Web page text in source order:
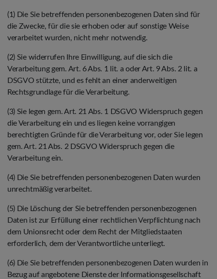
(1) Die Sie betreffenden personenbezogenen Daten sind für
die Zwecke, für die sie erhoben oder auf sonstige Weise
verarbeitet wurden, nicht mehr notwendig.
(2) Sie widerrufen Ihre Einwilligung, auf die sich die
Verarbeitung gem. Art. 6 Abs. 1 lit. a oder Art. 9 Abs. 2 lit. a
DSGVO stützte, und es fehlt an einer anderweitigen
Rechtsgrundlage für die Verarbeitung.
(3) Sie legen gem. Art. 21 Abs. 1 DSGVO Widerspruch gegen
die Verarbeitung ein und es liegen keine vorrangigen
berechtigten Gründe für die Verarbeitung vor, oder Sie legen
gem. Art. 21 Abs. 2 DSGVO Widerspruch gegen die
Verarbeitung ein.
(4) Die Sie betreffenden personenbezogenen Daten wurden
unrechtmäßig verarbeitet.
(5) Die Löschung der Sie betreffenden personenbezogenen
Daten ist zur Erfüllung einer rechtlichen Verpflichtung nach
dem Unionsrecht oder dem Recht der Mitgliedstaaten
erforderlich, dem der Verantwortliche unterliegt.
(6) Die Sie betreffenden personenbezogenen Daten wurden in
Bezug auf angebotene Dienste der Informationsgesellschaft